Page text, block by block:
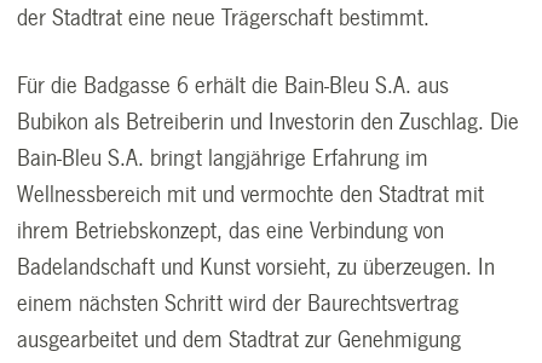
der Stadtrat eine neue Trägerschaft bestimmt.
Für die Badgasse 6 erhält die Bain-Bleu S.A. aus
Bubikon als Betreiberin und Investorin den Zuschlag. Die
Bain-Bleu S.A. bringt langjährige Erfahrung im
Wellnessbereich mit und vermochte den Stadtrat mit
ihrem Betriebskonzept, das eine Verbindung von
Badelandschaft und Kunst vorsieht, zu überzeugen. In
einem nächsten Schritt wird der Baurechtsvertrag
ausgearbeitet und dem Stadtrat zur Genehmigung